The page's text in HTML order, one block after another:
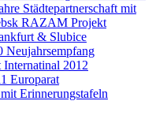
Städtepartnerschaft mit
RAZAM Projekt
& Slubice
Neujahrsempfang
2012
Europarat
Erinnerungstafeln